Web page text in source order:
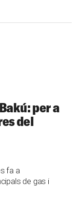
per a
del
fa a
de gas i